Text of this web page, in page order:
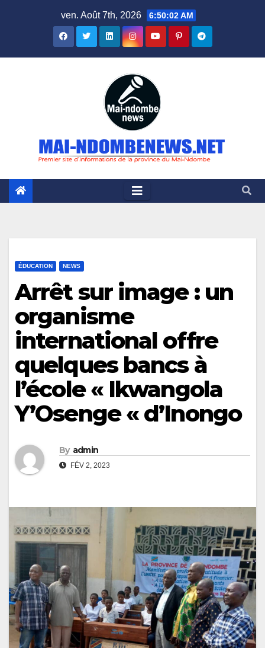
ven. Août 7th, 2026 6:50:03 AM
ÉDUCATION NEWS
Arrêt sur image : un
organisme
international offre
quelques bancs à
l’école « Ikwangola
Y’Osenge « d’Inongo
By admin
FÉV 2, 2023